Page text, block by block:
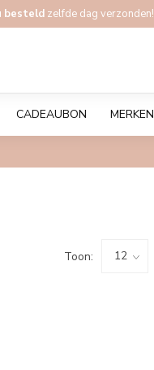
besteld zelfde dag verzonden!
CADEAUBON MERKEN
Toon: